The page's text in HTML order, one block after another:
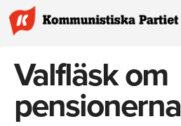
Valfläsk om
pensionerna